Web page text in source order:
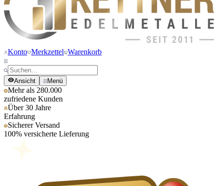
Konto Merkzettel Warenkorb
Ansicht Menü
Mehr als 280.000
zufriedene Kunden
Über 30 Jahre
Erfahrung
Sicherer Versand
100% versicherte Lieferung